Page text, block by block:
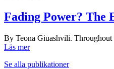
Fading Power? The
By Teona Giuashvili. Throughout
Läs mer
Se alla publikationer